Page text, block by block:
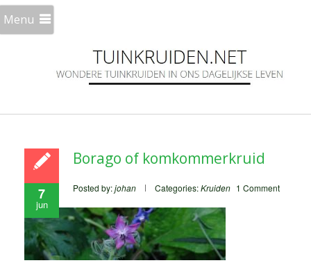
Menu
7
jun
Borago of komkommerkruid
Posted by:johan Categories:Kruiden 1 Comment